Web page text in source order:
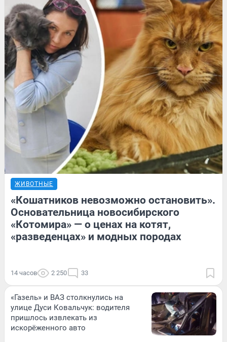
ЖИВОТНЫЕ
«Кошатников невозможно остановить».
Основательница новосибирского
«Котомира» — о ценах на котят,
«разведенцах» и модных породах
14 часов 2 250 33
«Газель» и ВАЗ столкнулись на
улице Дуси Ковальчук: водителя
пришлось извлекать из
искорёженного авто